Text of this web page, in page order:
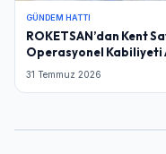
GÜNDEM HATTI
ROKETSAN’dan Kent
Operasyonel Kabiliyeti
31 Temmuz 2026